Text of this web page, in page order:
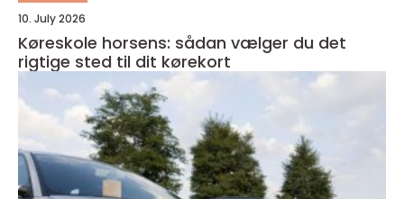
10. July 2026
Køreskole horsens: sådan vælger du det
rigtige sted til dit kørekort